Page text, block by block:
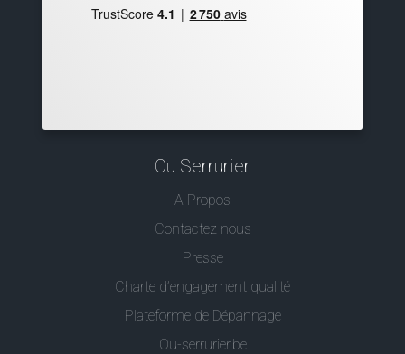
Ou Serrurier
A Propos
Contactez nous
Presse
Charte d’engagement qualité
Plateforme de Dépannage
Ou-serrurier.be